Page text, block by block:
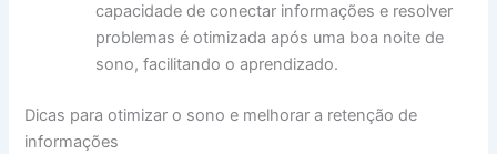
capacidade de conectar informações e resolver
problemas é otimizada após uma boa noite de
sono, facilitando o aprendizado.
Dicas para otimizar o sono e melhorar a retenção de
informações